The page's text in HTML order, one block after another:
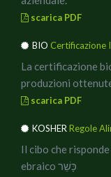
In abbinamento un
Buon Appetito!!
scarica PDF
BIO Certificazione
La certificazione
produzioni
scarica PDF
KOSHERRegole
Il cibo che
ebraico כָּשֵׁר